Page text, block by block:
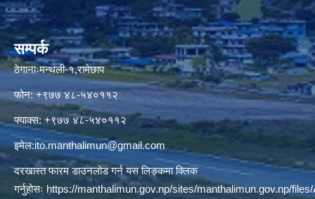
सम्पर्क
ठेगानाःमन्थली-१,रामेछाप
फोन: +९७७ ४८-५४०११२
फ्याक्स: +९७७ ४८-५४०११२
इमेल:ito.manthalimun@gmail.com
दरखास्त फारम डाउनलोड गर्न यस लिङ्कमा क्लिक
गर्नुहोसः https://manthalimun.gov.np/sites/manthalimun.gov.np/